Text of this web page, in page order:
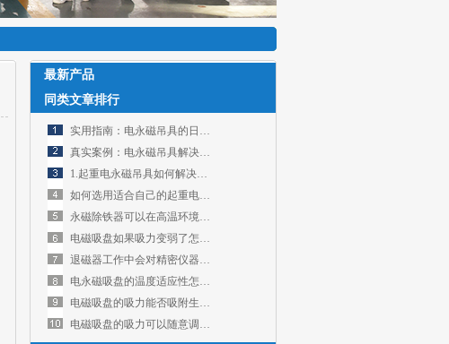
最新产品
同类文章排行
实用指南：电永磁吊具的日常维护
真实案例：电永磁吊具解决的吊装难题
1.起重电永磁吊具如何解决重型工件吊装效率低问题？3个核心优势解析
如何选用适合自己的起重电磁吸盘
永磁除铁器可以在高温环境下使用吗？
电磁吸盘如果吸力变弱了怎么办
退磁器工作中会对精密仪器造成干扰吗
电永磁吸盘的温度适应性怎么样
电磁吸盘的吸力能否吸附生锈或涂油的钢板？
电磁吸盘的吸力可以随意调节吗